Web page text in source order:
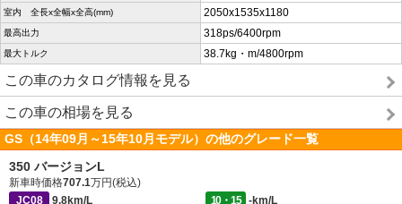
室内 全長x全幅x全高(mm) 2050x1535x1180
最高出力 318ps/6400rpm
最大トルク 38.7kg・m/4800rpm
この車のカタログ情報を見る
この車の相場を見る
GS（14年09月～15年10月モデル）の他のグレード一覧
350 バージョンL
新車時価格707.1万円(税込)
JC08
9.8km/L 10・15
-km/L